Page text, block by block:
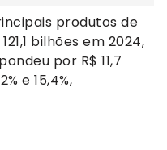
produtos de
bilhões em 2024,
por R$ 11,7
e 15,4%,